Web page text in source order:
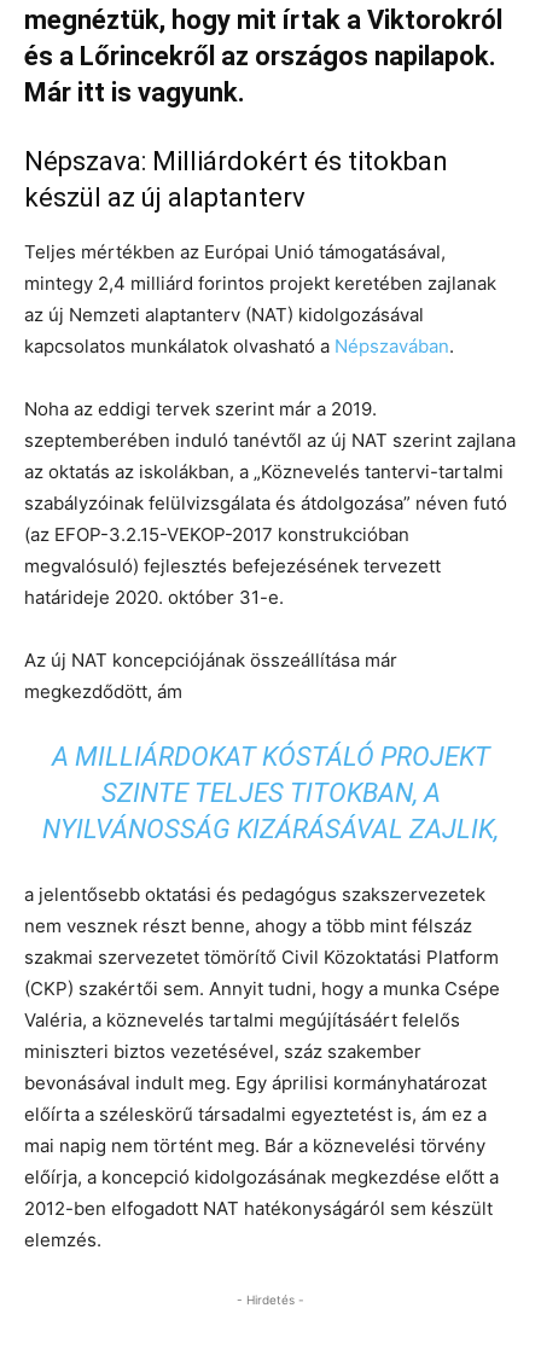
megnéztük, hogy mit írtak a Viktorokról
és a Lőrincekről az országos napilapok.
Már itt is vagyunk.
Népszava: Milliárdokért és titokban
készül az új alaptanterv
Teljes mértékben az Európai Unió támogatásával,
mintegy 2,4 milliárd forintos projekt keretében zajlanak
az új Nemzeti alaptanterv (NAT) kidolgozásával
kapcsolatos munkálatok olvasható a Népszavában.
Noha az eddigi tervek szerint már a 2019.
szeptemberében induló tanévtől az új NAT szerint zajlana
az oktatás az iskolákban, a „Köznevelés tantervi-tartalmi
szabályzóinak felülvizsgálata és átdolgozása” néven futó
(az EFOP-3.2.15-VEKOP-2017 konstrukcióban
megvalósuló) fejlesztés befejezésének tervezett
határideje 2020. október 31-e.
Az új NAT koncepciójának összeállítása már
megkezdődött, ám
A MILLIÁRDOKAT KÓSTÁLÓ PROJEKT
SZINTE TELJES TITOKBAN, A
NYILVÁNOSSÁG KIZÁRÁSÁVAL ZAJLIK,
a jelentősebb oktatási és pedagógus szakszervezetek
nem vesznek részt benne, ahogy a több mint félszáz
szakmai szervezetet tömörítő Civil Közoktatási Platform
(CKP) szakértői sem. Annyit tudni, hogy a munka Csépe
Valéria, a köznevelés tartalmi megújításáért felelős
miniszteri biztos vezetésével, száz szakember
bevonásával indult meg. Egy áprilisi kormányhatározat
előírta a széleskörű társadalmi egyeztetést is, ám ez a
mai napig nem történt meg. Bár a köznevelési törvény
előírja, a koncepció kidolgozásának megkezdése előtt a
2012-ben elfogadott NAT hatékonyságáról sem készült
elemzés.
- Hirdetés -